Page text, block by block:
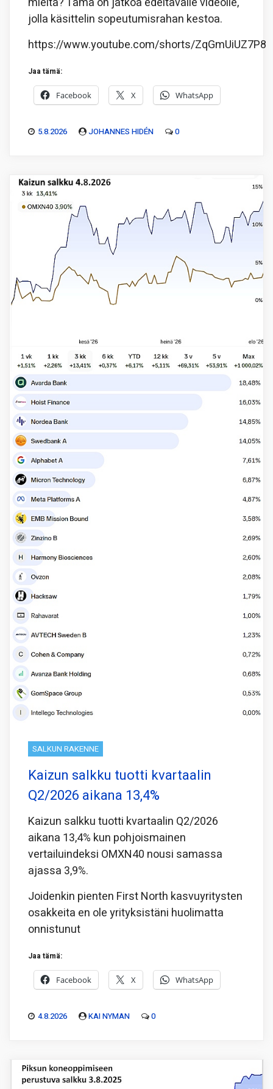
jolla käsittelin sopeutumisrahan kestoa.
https://www.youtube.com/shorts/ZqGmUiUZ7P8
Jaa tämä:
Facebook X WhatsApp
5.8.2026 JOHANNES HIDÉN 0
SALKUN RAKENNE
Kaizun salkku tuotti kvartaalin
Q2/2026 aikana 13,4%
Kaizun salkku tuotti kvartaalin Q2/2026
aikana 13,4% kun pohjoismainen
vertailuindeksi OMXN40 nousi samassa
ajassa 3,9%.
Joidenkin pienten First North kasvuyritysten
osakkeita en ole yrityksistäni huolimatta
onnistunut
Jaa tämä:
Facebook X WhatsApp
4.8.2026 KAI NYMAN 0